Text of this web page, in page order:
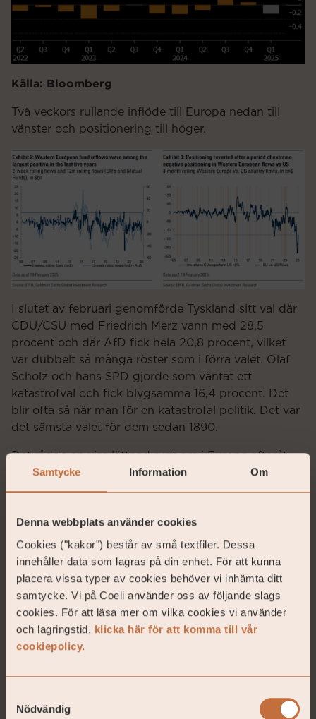
Samtycke Information Om
Denna webbplats använder cookies
Cookies ("kakor") består av små textfiler. Dessa
innehåller data som lagras på din enhet. För att kunna
placera vissa typer av cookies behöver vi inhämta ditt
samtycke. Vi på Coeli använder oss av följande slags
cookies. För att läsa mer om vilka cookies vi använder
och lagringstid, klicka här för att komma till vår
cookiepolicy.
Nödvändig
Källa: Bloomberg
Två veckors rullande inflöde till Europa nedan till
vänster och positionering till höger.
I slutet av februari genomförde Tyskland sitt val där
CDU/CSU med Friedrich Merz vann med 28,5
procent och där AfD fick hela 20,8 procent, vilket
var dubbelt så många röster som i förra valet. Olaf
Scholz och hans SPD gjorde som väntat ett
katastrofval och fick blygsamma 16,4 procent. Det
blir ofta så när man för en katastrofal politik. Det var
det sämsta valet för dem sedan 1890.
Det rådde en viss lättnad runt om i Europa efteråt,
då det kunde gått värre. Elon Musks smutsiga
inblandning och propagerande för AfD verkar inte
att Tyskland, trots Berlinmurens fall 1989, fortfarande
är ett delat land. AfD i blått. Man får hoppas att
Merz uppvisar ett starkare ledarskap än Scholz då
AfDs starka utveckling tydligt visar att folk är
bekymrade och rädda för framtiden. Om inte det
ändras går det som det precis gjort i USA med en
auktoritär ledare med något luddiga moralbegrepp.